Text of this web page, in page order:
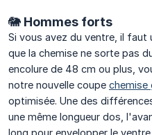
🐘 Hommes forts
Si vous avez du ventre, il faut
que la chemise ne sorte pas
encolure de 48 cm ou plus,
notre nouvelle coupe chemise
optimisée. Une des
une même longueur dos,
long pour envelopper le ventre.